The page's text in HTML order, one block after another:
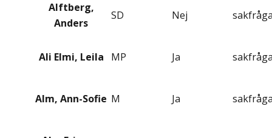
Alftberg,
Anders
SD Nej
Ali Elmi, Leila MP Ja
Alm, Ann-Sofie M Ja